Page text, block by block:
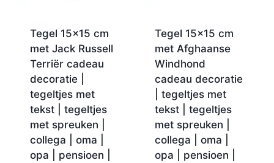
Tegel 15×15 cm
met Jack Russell
Terriër cadeau
decoratie |
tegeltjes met
tekst | tegeltjes
met spreuken |
collega | oma |
opa | pensioen |
Tegel 15×15 cm
met Afghaanse
Windhond
cadeau decoratie
| tegeltjes met
tekst | tegeltjes
met spreuken |
collega | oma |
opa | pensioen |